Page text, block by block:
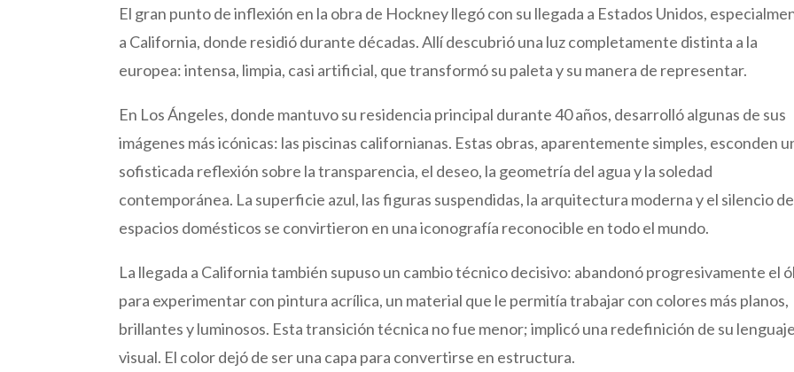
El gran punto de inflexión en la obra de Hockney llegó con su llegada a Estados Unidos,
a California, donde residió durante décadas. Allí descubrió una luz completamente distinta a la
europea: intensa, limpia, casi artificial, que transformó su paleta y su manera de representar.
En Los Ángeles, donde mantuvo su residencia principal durante 40 años, desarrolló algunas de sus
imágenes más icónicas: las piscinas californianas. Estas obras, aparentemente simples, esconden
sofisticada reflexión sobre la transparencia, el deseo, la geometría del agua y la soledad
contemporánea. La superficie azul, las figuras suspendidas, la arquitectura moderna y el silencio
espacios domésticos se convirtieron en una iconografía reconocible en todo el mundo.
La llegada a California también supuso un cambio técnico decisivo: abandonó progresivamente el
para experimentar con pintura acrílica, un material que le permitía trabajar con colores más planos,
brillantes y luminosos. Esta transición técnica no fue menor; implicó una redefinición de su lenguaje
visual. El color dejó de ser una capa para convertirse en estructura.